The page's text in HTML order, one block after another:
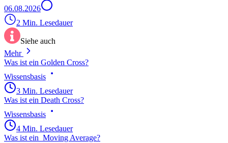
06.08.2026
2 Min. Lesedauer
Siehe auch
Mehr
Was ist ein Golden Cross?
Wissensbasis
3 Min. Lesedauer
Was ist ein Death Cross?
Wissensbasis
4 Min. Lesedauer
Was ist ein Moving Average?